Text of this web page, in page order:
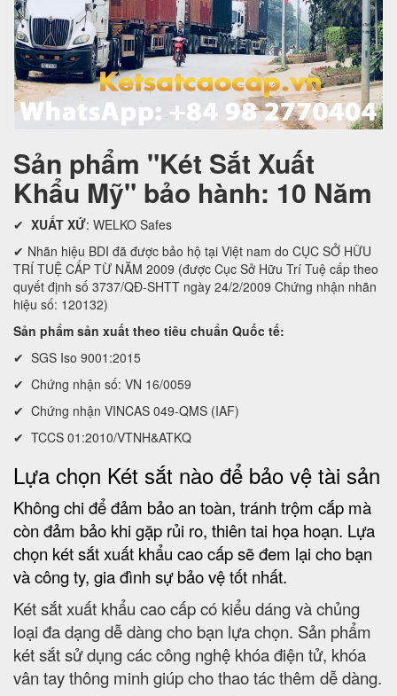
Sản phẩm "Két Sắt Xuất
Khẩu Mỹ" bảo hành: 10 Năm
✔ XUẤT XỨ: WELKO Safes
✔ Nhãn hiệu BDI đã được bảo hộ tại Việt nam do CỤC SỞ HỮU
TRÍ TUỆ CẤP TỪ NĂM 2009 (được Cục Sở Hữu Trí Tuệ cấp theo
quyết định số 3737/QĐ-SHTT ngày 24/2/2009 Chứng nhận nhãn
hiệu số: 120132)
Sản phẩm sản xuất theo tiêu chuẩn Quốc tế:
✔ SGS Iso 9001:2015
✔ Chứng nhận số: VN 16/0059
✔ Chứng nhận VINCAS 049-QMS (IAF)
✔ TCCS 01:2010/VTNH&ATKQ
Lựa chọn Két sắt nào để bảo vệ tài sản
Không chi để đảm bảo an toàn, tránh trộm cắp mà
còn đảm bảo khi gặp rủi ro, thiên tai họa hoạn. Lựa
chọn két sắt xuất khẩu cao cấp sẽ đem lại cho bạn
và công ty, gia đình sự bảo vệ tốt nhất.
Két sắt xuất khẩu cao cấp có kiểu dáng và chủng
loại đa dạng dễ dàng cho bạn lựa chọn. Sản phẩm
két sắt sử dụng các công nghệ khóa điện tử, khóa
vân tay thông minh giúp cho thao tác thêm dễ dàng.